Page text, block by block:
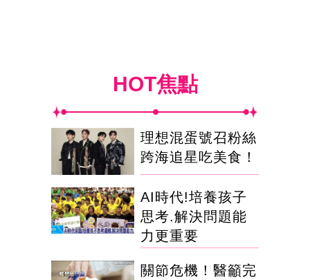
HOT焦點
理想混蛋號召粉絲
跨海追星吃美食！
AI時代!培養孩子
思考.解決問題能
力更重要
關節危機！醫籲完